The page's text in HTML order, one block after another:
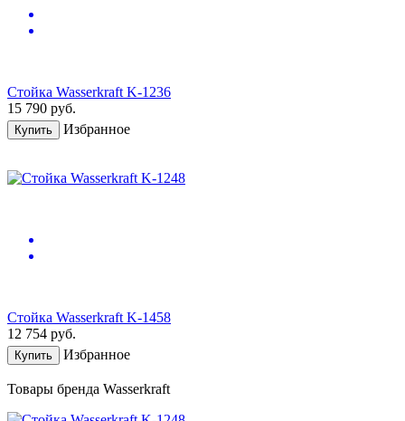
Стойка Wasserkraft K-1236
15 790 руб.
Купить Избранное
Стойка Wasserkraft K-1458
12 754 руб.
Купить Избранное
Товары бренда Wasserkraft